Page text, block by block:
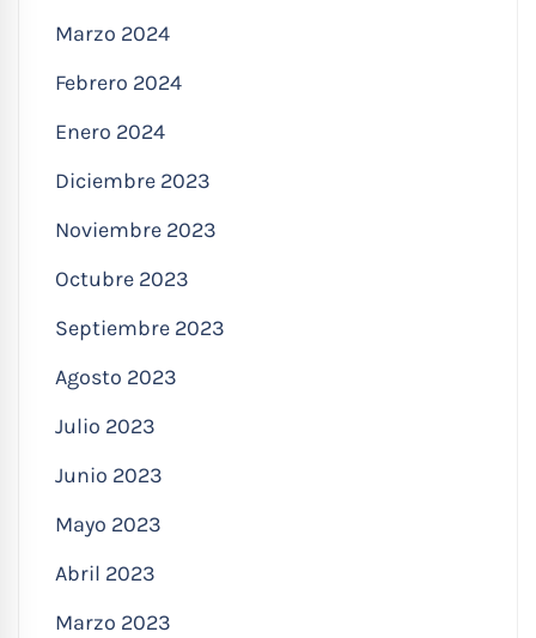
Marzo 2024
Febrero 2024
Enero 2024
Diciembre 2023
Noviembre 2023
Octubre 2023
Septiembre 2023
Agosto 2023
Julio 2023
Junio 2023
Mayo 2023
Abril 2023
Marzo 2023